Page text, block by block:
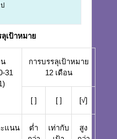
ลุเป้าหมาย
31
การบรรลุเป้าหมาย
12 เดือน
[ ] [ ] [√]
แนน
ต่ำ
เท่ากับ
สูง